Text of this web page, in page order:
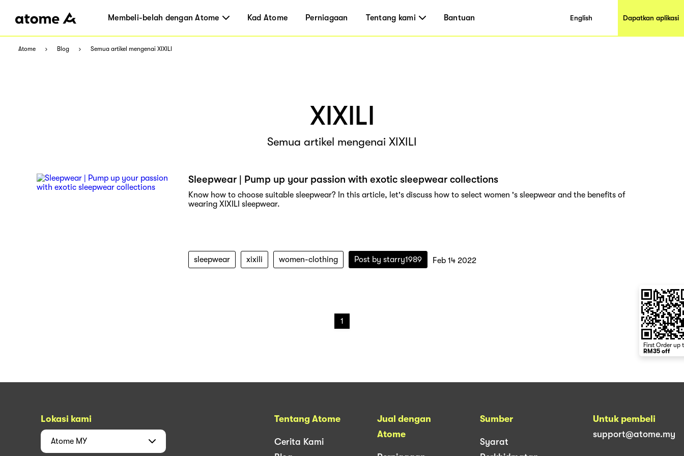
Membeli-belah dengan Atome Kad Atome Perniagaan Tentang kami Bantuan English Dapatkan aplikasi
Atome Blog Semua artikel mengenai XIXILI
XIXILI
Semua artikel mengenai XIXILI
Sleepwear | Pump up your passion with exotic sleepwear collections
Know how to choose suitable sleepwear? In this article, let's discuss how to select women 's sleepwear and the benefits of
wearing XIXILI sleepwear.
sleepwear xixili women-clothing Post by starry1989 Feb 14 2022
1
First Order up
RM35 off
Lokasi kami
Atome MY
Tentang Atome
Cerita Kami
Jual dengan
Atome
Sumber
Syarat
Untuk pembeli
support@atome.my